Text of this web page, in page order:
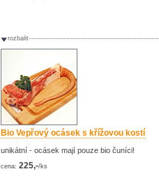
rozbalit
Bio Vepřový ocásek s křížovou kostí
unikátní - ocásek mají pouze bio čuníci!
cena: 225,-/ks